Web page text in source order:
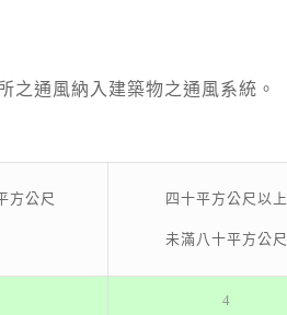
之通風納入建築物之通風系統。
方公尺 四十平方公尺以上
未滿八十平方公尺
4